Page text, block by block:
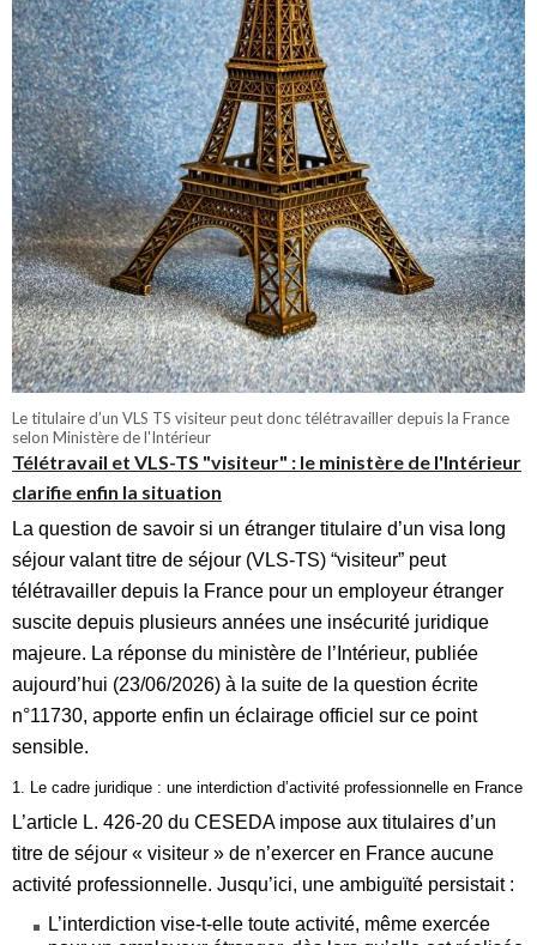
Le titulaire d’un VLS TS visiteur peut donc télétravailler depuis la France
selon Ministère de l'Intérieur
Télétravail et VLS-TS "visiteur" : le ministère de l'Intérieur
clarifie enfin la situation
La question de savoir si un étranger titulaire d’un visa long
séjour valant titre de séjour (VLS‑TS) “visiteur” peut
télétravailler depuis la France pour un employeur étranger
suscite depuis plusieurs années une insécurité juridique
majeure. La réponse du ministère de l’Intérieur, publiée
aujourd’hui (23/06/2026) à la suite de la question écrite
n°11730, apporte enfin un éclairage officiel sur ce point
sensible.
1. Le cadre juridique : une interdiction d’activité professionnelle en France
L’article L. 426‑20 du CESEDA impose aux titulaires d’un
titre de séjour « visiteur » de n’exercer en France aucune
activité professionnelle. Jusqu’ici, une ambiguïté persistait :
L’interdiction vise‑t‑elle toute activité, même exercée